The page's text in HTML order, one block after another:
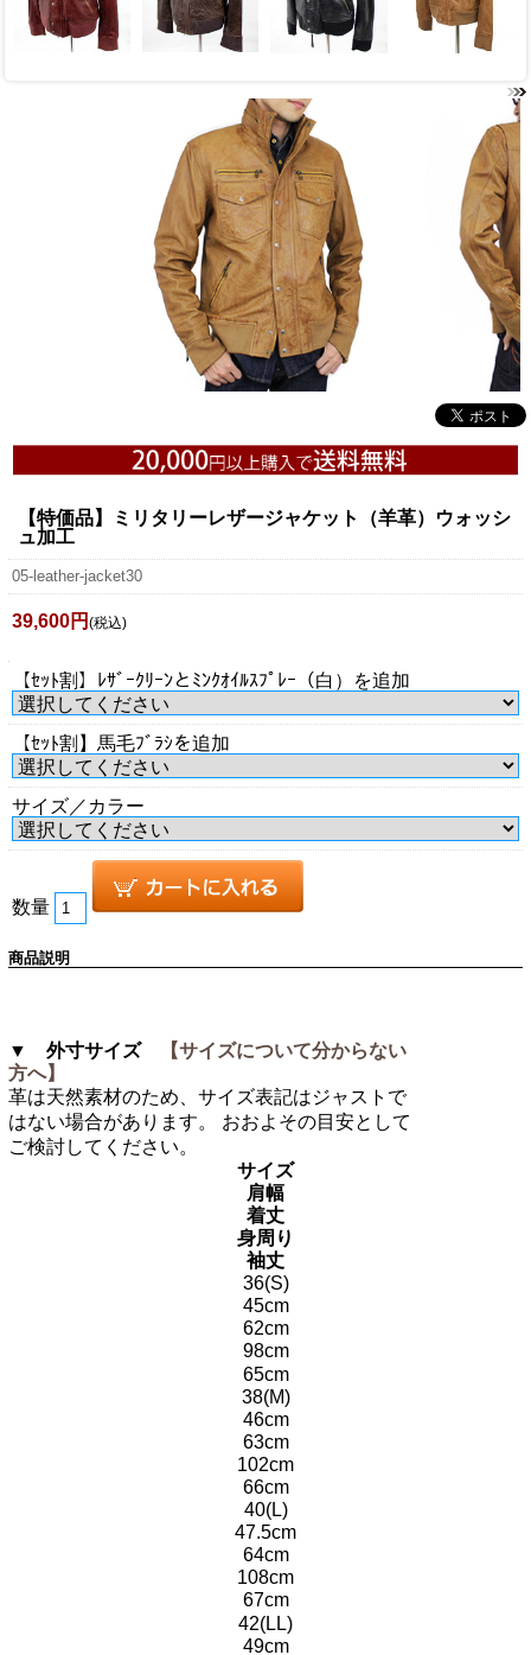
【特価品】ミリタリーレザージャケット（羊革）ウォッシ
ュ加工
05-leather-jacket30
39,600円 (税込)
【ｾｯﾄ割】ﾚｻﾞｰｸﾘｰﾝとﾐﾝｸｵｲﾙｽﾌﾟﾚｰ（白）を追加
【ｾｯﾄ割】馬毛ﾌﾞﾗｼを追加
サイズ／カラー
数量
商品説明
▼ 外寸サイズ
【サイズについて分からない
方へ】
革は天然素材のため、サイズ表記はジャストで
はない場合があります。 おおよその目安として
ご検討してください。
サイズ
肩幅
着丈
身周り
袖丈
36(S)
45cm
62cm
98cm
65cm
38(M)
46cm
63cm
102cm
66cm
40(L)
47.5cm
64cm
108cm
67cm
42(LL)
49cm